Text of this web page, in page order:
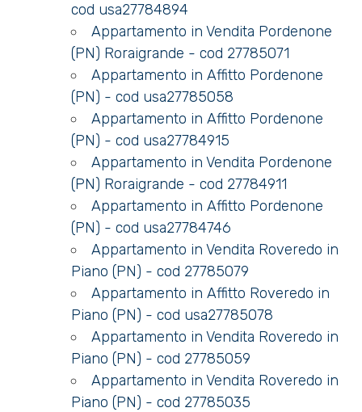
cod usa27784894
Appartamento in Vendita Pordenone
(PN) Roraigrande - cod 27785071
Appartamento in Affitto Pordenone
(PN) - cod usa27785058
Appartamento in Affitto Pordenone
(PN) - cod usa27784915
Appartamento in Vendita Pordenone
(PN) Roraigrande - cod 27784911
Appartamento in Affitto Pordenone
(PN) - cod usa27784746
Appartamento in Vendita Roveredo in
Piano (PN) - cod 27785079
Appartamento in Affitto Roveredo in
Piano (PN) - cod usa27785078
Appartamento in Vendita Roveredo in
Piano (PN) - cod 27785059
Appartamento in Vendita Roveredo in
Piano (PN) - cod 27785035